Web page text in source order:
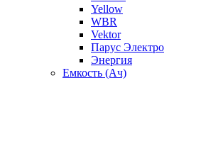
Yellow
WBR
Vektor
Парус Электро
Энергия
Емкость (Ач)